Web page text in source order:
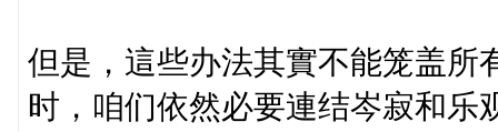
但是，這些办法其實不能笼盖所
时，咱们依然必要連结岑寂和乐